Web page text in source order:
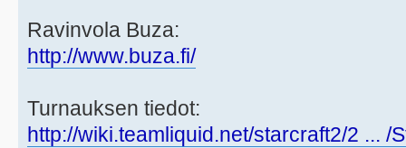
Ravinvola Buza:
http://www.buza.fi/
Turnauksen tiedot:
http://wiki.teamliquid.net/starcraft2/2 ... /